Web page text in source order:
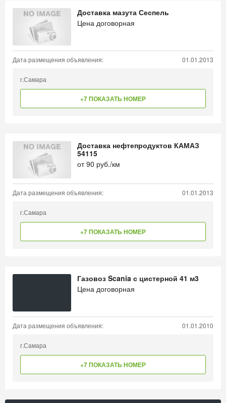
Доставка мазута Сеспель
Цена договорная
Дата размещения объявления: 01.01.2013
г.Самара
+7 ПОКАЗАТЬ НОМЕР
Доставка нефтепродуктов КАМАЗ
54115
от90 руб./км
Дата размещения объявления: 01.01.2013
г.Самара
+7 ПОКАЗАТЬ НОМЕР
Газовоз Scania с цистерной 41 м3
Цена договорная
Дата размещения объявления: 01.01.2010
г.Самара
+7 ПОКАЗАТЬ НОМЕР